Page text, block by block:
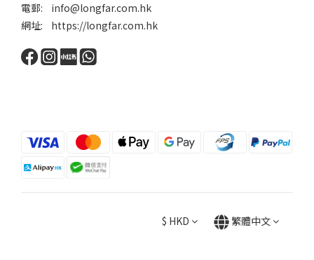
電郵: info@longfar.com.hk
網址: https://longfar.com.hk
$ HKD 繁體中文